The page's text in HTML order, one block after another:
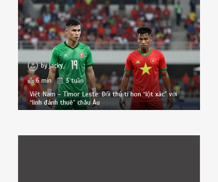
byjacky
6 min
3 tuần
Việt Nam – Timor Leste: Đối thủ tí hon “lột xác” với
“lính đánh thuê” châu Âu